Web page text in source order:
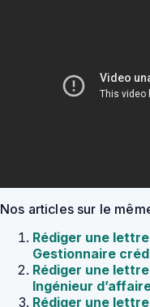
Nos articles sur le
Rédiger une
Gestionnaire
Rédiger une
Ingénieur
Rédiger une